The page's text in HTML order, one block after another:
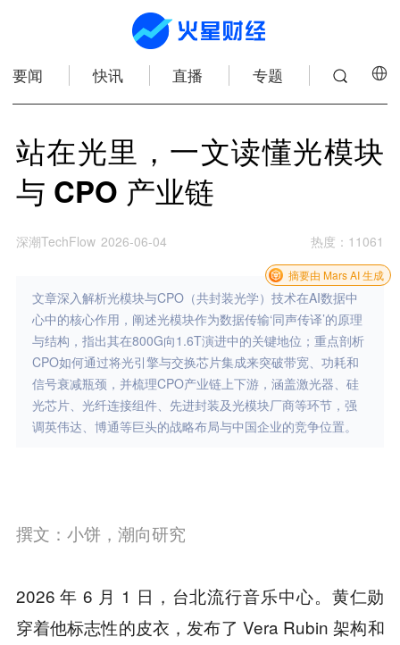
要闻 快讯 直播 专题
站在光里，一文读懂光模块
与 CPO 产业链
深潮TechFlow 2026-06-04 热度 ： 11061
文章深入解析光模块与CPO（共封装光学）技术在AI数据中
心中的核心作用，阐述光模块作为数据传输‘同声传译’的原理
与结构，指出其在800G向1.6T演进中的关键地位；重点剖析
CPO如何通过将光引擎与交换芯片集成来突破带宽、功耗和
信号衰减瓶颈，并梳理CPO产业链上下游，涵盖激光器、硅
光芯片、光纤连接组件、先进封装及光模块厂商等环节，强
调英伟达、博通等巨头的战略布局与中国企业的竞争位置。
摘要由 Mars AI 生成
撰文：小饼，潮向研究
2026 年 6 月 1 日，台北流行音乐中心。黄仁勋
穿着他标志性的皮衣，发布了 Vera Rubin 架构和